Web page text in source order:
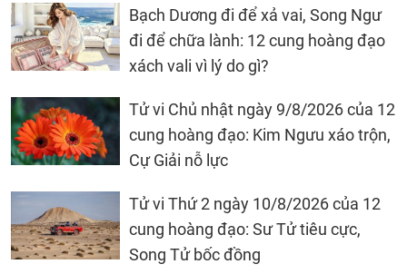
Bạch Dương đi để xả vai, Song Ngư
đi để chữa lành: 12 cung hoàng đạo
xách vali vì lý do gì?
Tử vi Chủ nhật ngày 9/8/2026 của 12
cung hoàng đạo: Kim Ngưu xáo trộn,
Cự Giải nỗ lực
Tử vi Thứ 2 ngày 10/8/2026 của 12
cung hoàng đạo: Sư Tử tiêu cực,
Song Tử bốc đồng